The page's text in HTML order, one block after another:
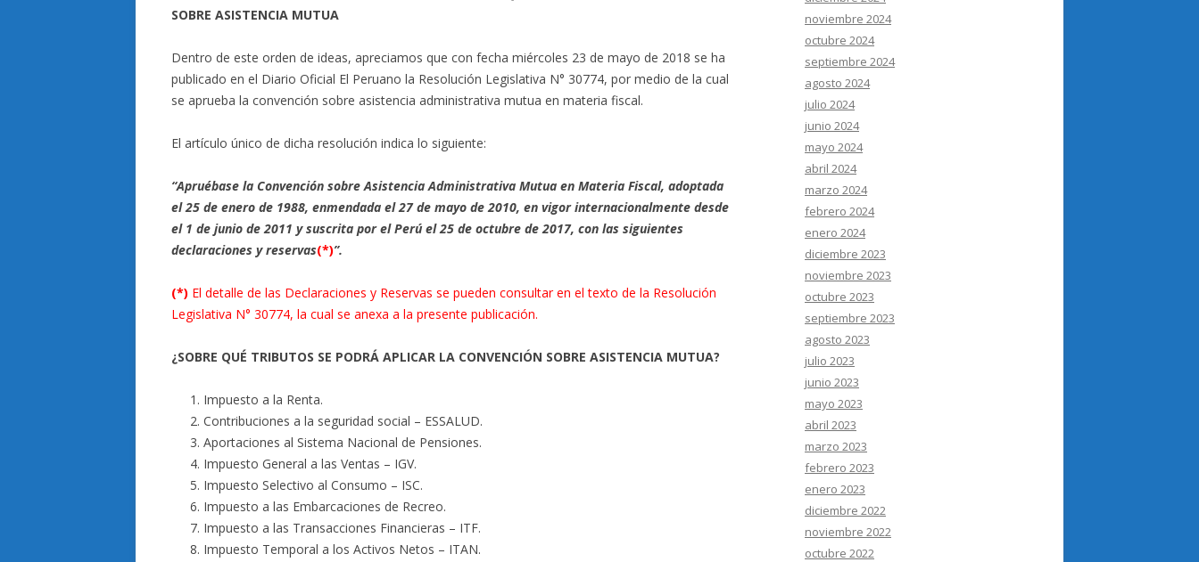
SOBRE ASISTENCIA MUTUA
Dentro de este orden de ideas, apreciamos que con fecha miércoles 23 de mayo de 2018 se ha
publicado en el Diario Oficial El Peruano la Resolución Legislativa N° 30774, por medio de la cual
se aprueba la convención sobre asistencia administrativa mutua en materia fiscal.
El artículo único de dicha resolución indica lo siguiente:
“Apruébase la Convención sobre Asistencia Administrativa Mutua en Materia Fiscal, adoptada
el 25 de enero de 1988, enmendada el 27 de mayo de 2010, en vigor internacionalmente desde
el 1 de junio de 2011 y suscrita por el Perú el 25 de octubre de 2017, con las siguientes
declaraciones y reservas(*)”.
(*) El detalle de las Declaraciones y Reservas se pueden consultar en el texto de la Resolución
Legislativa N° 30774, la cual se anexa a la presente publicación.
¿SOBRE QUÉ TRIBUTOS SE PODRÁ APLICAR LA CONVENCIÓN SOBRE ASISTENCIA MUTUA?
Impuesto a la Renta.
Contribuciones a la seguridad social – ESSALUD.
Aportaciones al Sistema Nacional de Pensiones.
Impuesto General a las Ventas – IGV.
Impuesto Selectivo al Consumo – ISC.
Impuesto a las Embarcaciones de Recreo.
Impuesto a las Transacciones Financieras – ITF.
Impuesto Temporal a los Activos Netos – ITAN.
noviembre 2024
octubre 2024
septiembre 2024
agosto 2024
julio 2024
junio 2024
mayo 2024
abril 2024
marzo 2024
febrero 2024
enero 2024
diciembre 2023
noviembre 2023
octubre 2023
septiembre 2023
agosto 2023
julio 2023
junio 2023
mayo 2023
abril 2023
marzo 2023
febrero 2023
enero 2023
diciembre 2022
noviembre 2022
octubre 2022